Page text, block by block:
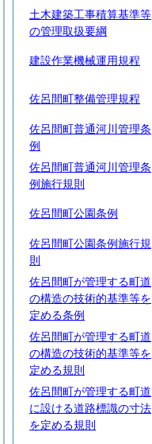
土木建築工事積算基準等
の管理取扱要綱
建設作業機械運用規程
佐呂間町整備管理規程
佐呂間町普通河川管理条
例
佐呂間町普通河川管理条
例施行規則
佐呂間町公園条例
佐呂間町公園条例施行規
則
佐呂間町が管理する町道
の構造の技術的基準等を
定める条例
佐呂間町が管理する町道
の構造の技術的基準等を
定める規則
佐呂間町が管理する町道
に設ける道路標識の寸法
を定める規則